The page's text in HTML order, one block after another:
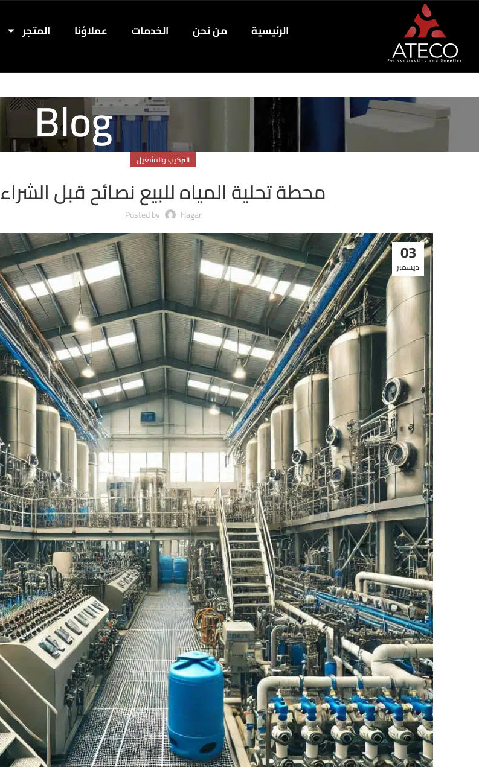
الرئيسية من نحن الخدمات عملاؤنا المتجر
Blog التركيب والتشغيل
محطة تحلية المياه للبيع نصائح قبل الشراء
Posted by Hagar
03
ديسمبر